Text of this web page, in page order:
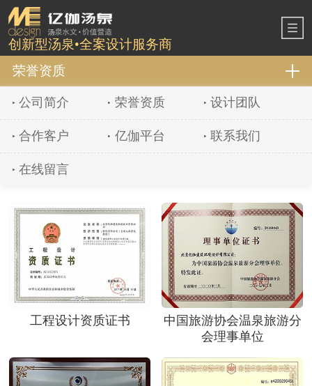
创新型汤泉•全案设计服务商
荣誉资质
公司简介 荣誉资质 设计团队
合作客户 亿伽平台 联系我们
在线留言
工程设计资质证书
中国旅游协会温泉旅游分
会理事单位